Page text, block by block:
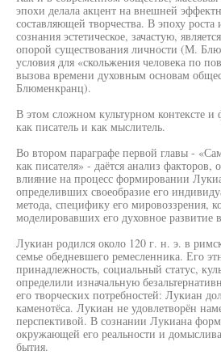
эпохи делала акцент на внешней
составляющей творчества. В эпоху роста
сознания эстетическое, зачастую,
опорой существования личности (М.
условия для «скольжения человека по
вызова времени духовным основам
Блюменкранц).
В этом сложном культурном контексте
как писатель и как мыслитель.
Во втором параграфе первой главы -
как писателя» - даётся анализ факторов,
влияние на процесс формировании
определивших своеобразие его
метода, специфику его мировоззрения,
моделировавших его духовное развитие
Лукиан родился около 120 г. н. э. в
семье обедневшего ремесленника. Его
принадлежность, социальный статус,
определили изначальную
его творческих потребностей: Лукиан
каменотёса. Лукиан не удовлетворён
перспективой. В сознании Лукиана
окружающей его реальности и
бытия.